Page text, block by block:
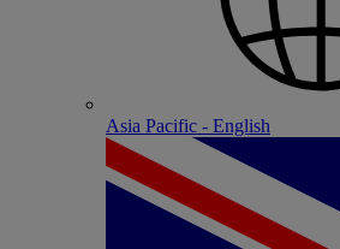
Asia Pacific - English